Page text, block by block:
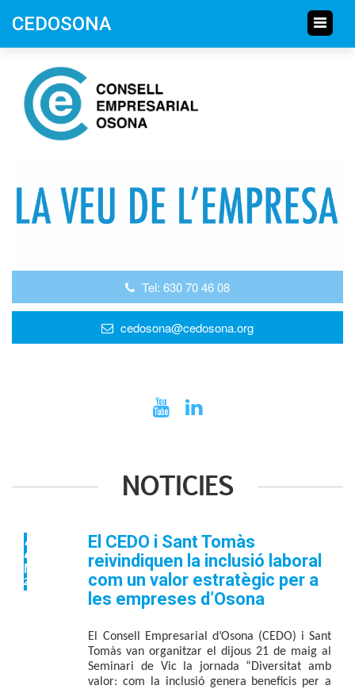
Tel: 630 70 46 08
cedosona@cedosona.org
CEDOSONA
NOTICIES
21
MAI
2026
El CEDO i Sant Tomàs
reivindiquen la inclusió laboral
com un valor estratègic per a
les empreses d’Osona
El Consell Empresarial d’Osona (CEDO) i Sant
Tomàs van organitzar el dijous 21 de maig al
Seminari de Vic la jornada “Diversitat amb
valor: com la inclusió genera beneficis per a